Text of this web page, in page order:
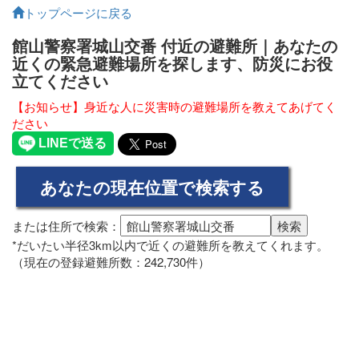
トップページに戻る
館山警察署城山交番 付近の避難所｜あなたの
近くの緊急避難場所を探します、防災にお役
立てください
【お知らせ】身近な人に災害時の避難場所を教えてあげてく
ださい
または住所で検索：
*だいたい半径3km以内で近くの避難所を教えてくれます。
（現在の登録避難所数：242,730件）